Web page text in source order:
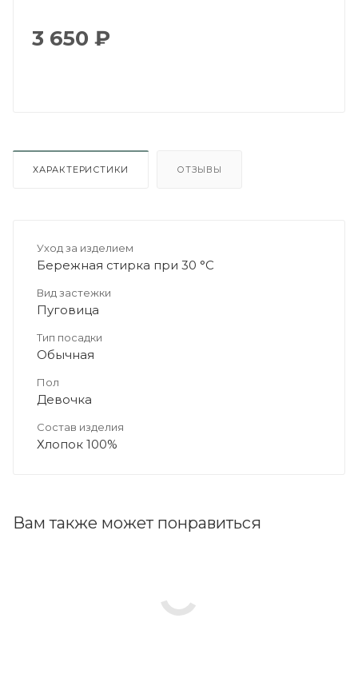
3 650 ₽
ХАРАКТЕРИСТИКИ ОТЗЫВЫ
Уход за изделием
Бережная стирка при 30 °C
Вид застежки
Пуговица
Тип посадки
Обычная
Пол
Девочка
Состав изделия
Хлопок 100%
Вам также может понравиться